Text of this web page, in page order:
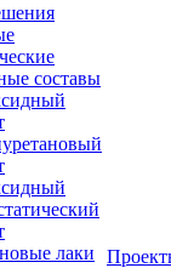
составы
лаки